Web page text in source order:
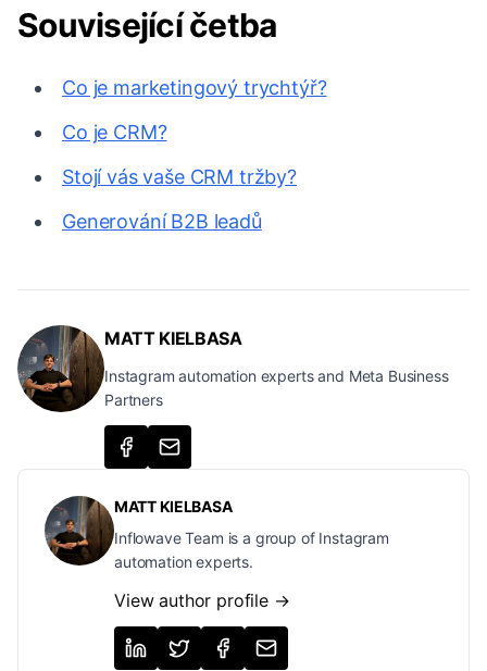
Související četba
Co je marketingový trychtýř?
Co je CRM?
Stojí vás vaše CRM tržby?
Generování B2B leadů
MATT KIELBASA
Instagram automation experts and Meta Business
Partners
MATT KIELBASA
Inflowave Team is a group of Instagram
automation experts.
View author profile →